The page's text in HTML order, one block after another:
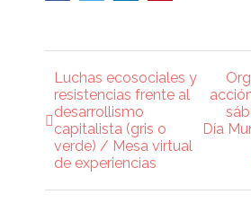
Navegación
del
Evento
Luchas ecosociales y
resistencias frente al
desarrollismo
capitalista (gris o
verde) / Mesa virtual
de experiencias
Día